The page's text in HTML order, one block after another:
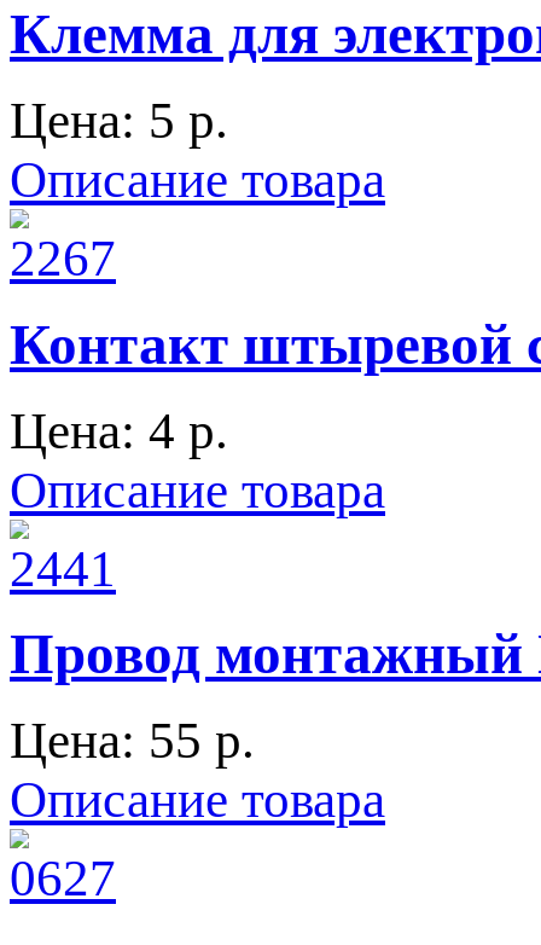
Клемма для
Цена: 5 p.
Описание товара
Контакт штыревой
Цена: 4 p.
Описание товара
Провод
Цена: 55 p.
Описание товара